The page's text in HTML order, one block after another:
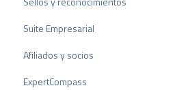
Otras fuentes
Compartir Reseñas
Reseñas negativas
Sello PRO
Sello de valoración
Premios
Suite Empresarial
Afiliados y socios
Programa de partners
ExpertCompass